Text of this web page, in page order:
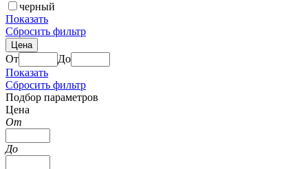
черный
Показать
Сбросить фильтр
Цена
От
До
Показать
Сбросить фильтр
Подбор параметров
Цена
От
До